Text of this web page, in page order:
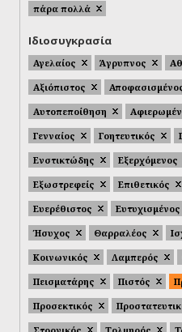
πάρα πολλά
Ιδιοσυγκρασία
Αγελαίος Άγρυπνος
Αξιόπιστος
Αυτοπεποίθηση
Γενναίος
Γοητευτικός
Ενστικτώδης
Εξερχόμενος
Εξωστρεφείς
Επιθετικός
Ευερέθιστος
Ευτυχισμένος
Ήσυχος
Θαρραλέος
Κοινωνικός
Λαμπερός
Πεισματάρης
Πιστός
Προσεκτικός